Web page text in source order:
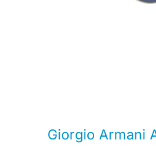
Giorgio Armani